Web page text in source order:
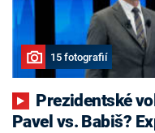
15 fotografií
Pavel vs. Babiš?